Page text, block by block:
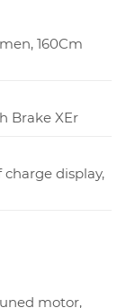
160Cm
Brake XEr
charge display,
motor,